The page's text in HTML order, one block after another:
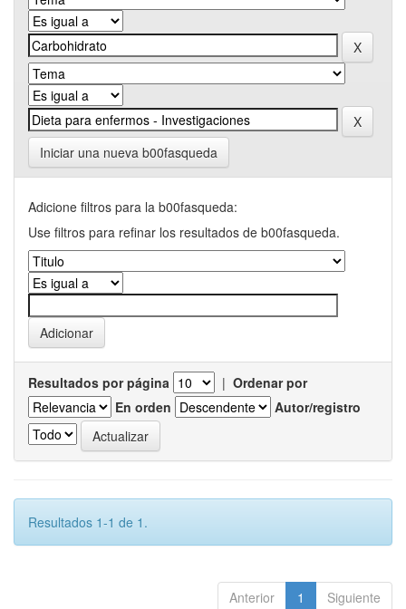
Iniciar una nueva b00fasqueda
Adicione filtros para la b00fasqueda:
Use filtros para refinar los resultados de b00fasqueda.
Resultados por página | Ordenar por
En orden
Autor/registro
Resultados 1-1 de 1.
Anterior 1 Siguiente